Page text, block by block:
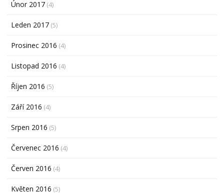
Únor 2017 (4)
Leden 2017 (5)
Prosinec 2016 (4)
Listopad 2016 (4)
Říjen 2016 (5)
Září 2016 (4)
Srpen 2016 (5)
Červenec 2016 (4)
Červen 2016 (4)
Květen 2016 (5)